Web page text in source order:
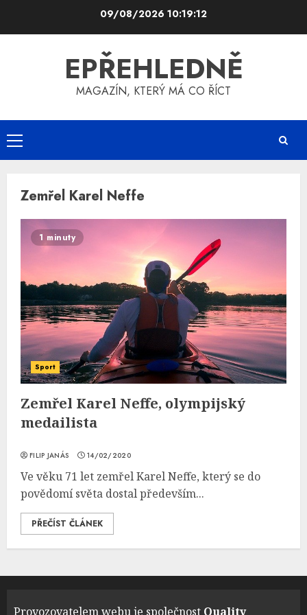
09/08/2026 10:19:13
EPŘEHLEDNĚ
MAGAZÍN, KTERÝ MÁ CO ŘÍCT
Primary
Menu
Zemřel Karel Neffe
1 minuty
Sport
Zemřel Karel Neffe, olympijský
medailista
FILIP JANÁS 14/02/2020
Ve věku 71 let zemřel Karel Neffe, který se do
povědomí světa dostal především...
PŘEČÍST ČLÁNEK
Provozovatelem webu je společnost Quality